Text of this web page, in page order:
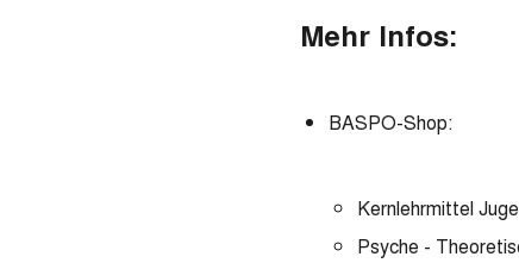
Mehr Infos:
BASPO-Shop:
Kernlehrmittel
Psyche -